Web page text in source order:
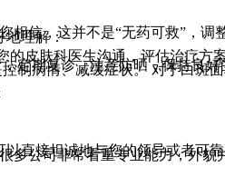
相信，这并不是“无药可救”，
地理解：
的皮肤科医生沟通，评估治疗方
定期复诊，注意防晒，保持良
制病情、减缓症状。 对于白斑
直接坦诚地与您的领导或者
多公司非常看重专业能力，外貌